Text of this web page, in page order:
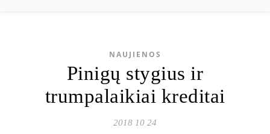
NAUJIENOS
Pinigų stygius ir
trumpalaikiai kreditai
2018 10 24